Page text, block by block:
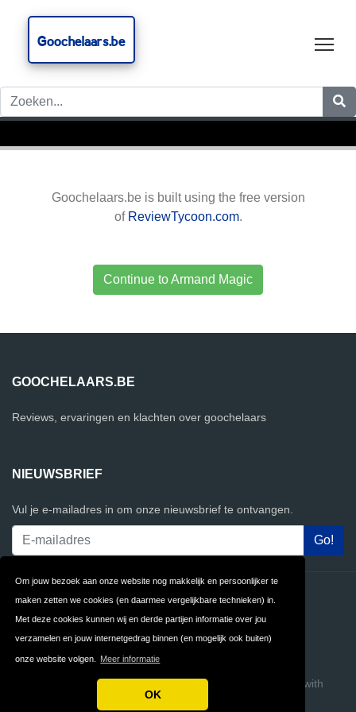
Om jouw bezoek aan onze website nog makkelijk en persoonlijker te
maken zetten we cookies (en daarmee vergelijkbare technieken) in.
Met deze cookies kunnen wij en derde partijen informatie over jou
verzamelen en jouw internetgedrag binnen (en mogelijk ook buiten)
onze website volgen. Meer informatie
OK
Goochelaars.be
Goochelaars.be is built using the free version
of ReviewTycoon.com.
Continue to Armand Magic
GOOCHELAARS.BE
Reviews, ervaringen en klachten over goochelaars
NIEUWSBRIEF
Vul je e-mailadres in om onze nieuwsbrief te ontvangen.
Contact Privacy
Algemene FAQ
Copyright © 2026 Goochelaars.be
Build review sites with
ReviewTycoon